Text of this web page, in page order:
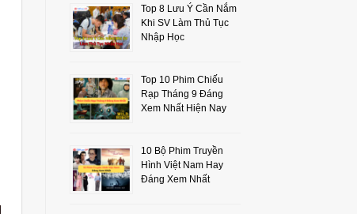
Top 8 Lưu Ý Cần Nắm
Khi SV Làm Thủ Tục
Nhập Học
Top 10 Phim Chiếu
Rạp Tháng 9 Đáng
Xem Nhất Hiện Nay
10 Bộ Phim Truyền
Hình Việt Nam Hay
Đáng Xem Nhất